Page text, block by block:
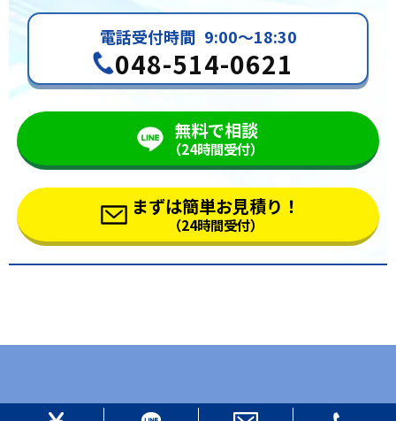
電話受付時間 9:00～18:30
048-514-0621
無料で相談
（24時間受付）
まずは簡単お見積り！
（24時間受付）